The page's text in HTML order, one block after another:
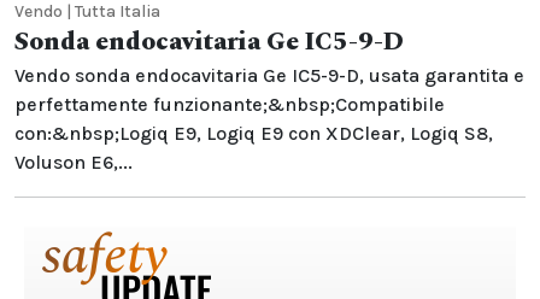
Vendo | Tutta Italia
Sonda endocavitaria Ge IC5-9-D
Vendo sonda endocavitaria Ge IC5-9-D, usata garantita e
perfettamente funzionante;&nbsp;Compatibile
con:&nbsp;Logiq E9, Logiq E9 con XDClear, Logiq S8,
Voluson E6,...